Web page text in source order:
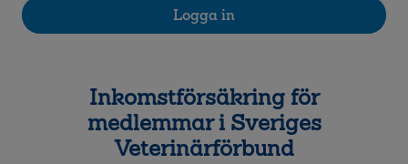
Logga in
Inkomstförsäkring för
medlemmar i Sveriges
Veterinärförbund